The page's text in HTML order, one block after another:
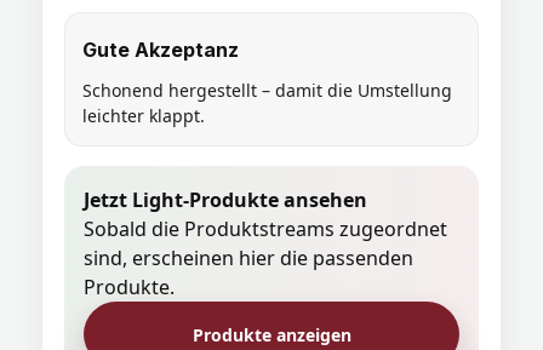
Gute Akzeptanz
Schonend hergestellt – damit die Umstellung
leichter klappt.
Jetzt Light-Produkte ansehen
Sobald die Produktstreams zugeordnet
sind, erscheinen hier die passenden
Produkte.
Produkte anzeigen